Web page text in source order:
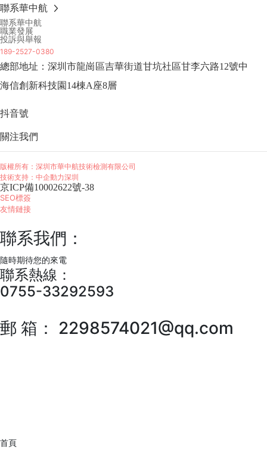
聯系華中航
聯系華中航
職業發展
投訴與舉報
189-2527-0380
總部地址：深圳市龍崗區吉華街道甘坑社區甘李六路12號中
海信創新科技園14棟A座8層
抖音號
關注我們
版權所有：深圳市華中航技術檢測有限公司
技術支持：中企動力深圳
京ICP備10002622號-38
SEO標簽
友情鏈接
聯系我們：
隨時期待您的來電
聯系熱線：
0755-33292593
郵 箱： 2298574021@qq.com
首頁